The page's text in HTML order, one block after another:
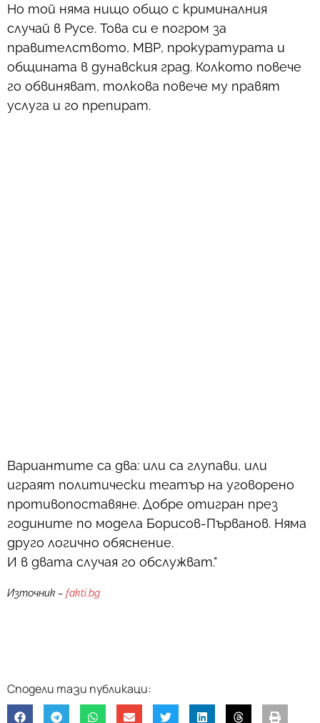
Но той няма нищо общо с криминалния
случай в Русе. Това си е погром за
правителството, МВР, прокуратурата и
общината в дунавския град. Колкото повече
го обвиняват, толкова повече му правят
услуга и го препират.
Вариантите са два: или са глупави, или
играят политически театър на уговорено
противопоставяне. Добре отигран през
годините по модела Борисов-Първанов. Няма
друго логично обяснение.
И в двата случая го обслужват."
Източник – fakti.bg